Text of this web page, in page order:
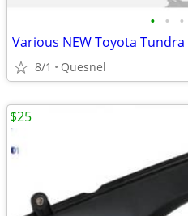
• • •
Various NEW Toyota
8/1 Quesnel
$25